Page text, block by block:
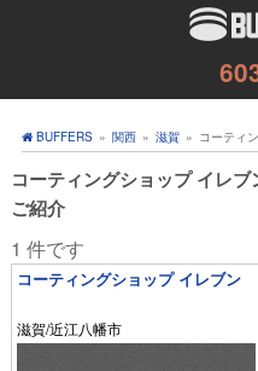
BUFFERS » 関西 » 滋賀 » コーティ
コーティングショップ イレ
ご紹介
1 件です
コーティングショップ イレブン
滋賀/近江八幡市